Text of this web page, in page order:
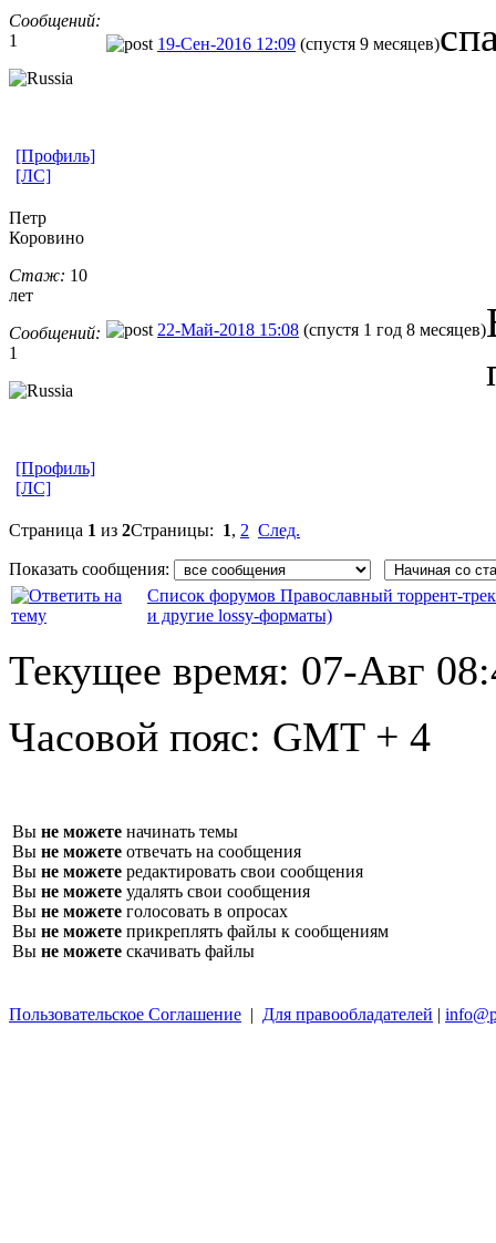
Сообщений:
1
19-Сен-2016 12:09 (спустя 9 месяцев)
[Профиль]
[ЛС]
Петр
Коровино
Стаж: 10
лет
Сообщений:
1
22-Май-2018 15:08 (спустя 1 год 8 месяцев)
[Профиль]
[ЛС]
Страница 1 из 2Страницы: 1, 2 След.
Показать сообщения:
Список форумов Православный торрент-
и другие lossy-форматы)
Текущее время: 07-Авг
Часовой пояс: GMT + 4
Вы не можете начинать темы
Вы не можете отвечать на сообщения
Вы не можете редактировать свои сообщения
Вы не можете удалять свои сообщения
Вы не можете голосовать в опросах
Вы не можете прикреплять файлы к сообщениям
Вы не можете скачивать файлы
Пользовательское Соглашение | Для правообладателей |